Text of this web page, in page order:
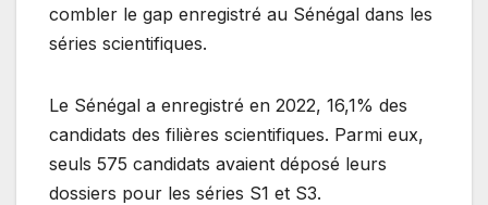
combler le gap enregistré au Sénégal dans les
séries scientifiques.
Le Sénégal a enregistré en 2022, 16,1% des
candidats des filières scientifiques. Parmi eux,
seuls 575 candidats avaient déposé leurs
dossiers pour les séries S1 et S3.